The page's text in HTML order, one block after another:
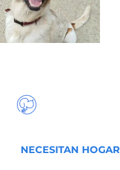
NECESITAN HOGAR